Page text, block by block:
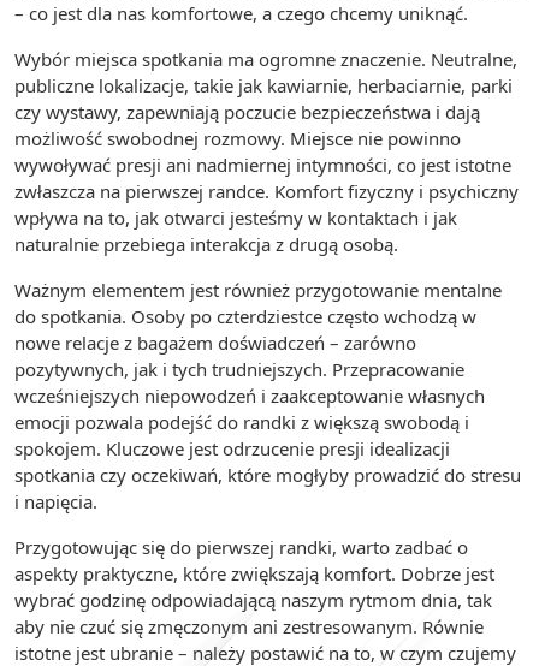
– co jest dla nas komfortowe, a czego chcemy uniknąć.
Wybór miejsca spotkania ma ogromne znaczenie. Neutralne,
publiczne lokalizacje, takie jak kawiarnie, herbaciarnie, parki
czy wystawy, zapewniają poczucie bezpieczeństwa i dają
możliwość swobodnej rozmowy. Miejsce nie powinno
wywoływać presji ani nadmiernej intymności, co jest istotne
zwłaszcza na pierwszej randce. Komfort fizyczny i psychiczny
wpływa na to, jak otwarci jesteśmy w kontaktach i jak
naturalnie przebiega interakcja z drugą osobą.
Ważnym elementem jest również przygotowanie mentalne
do spotkania. Osoby po czterdziestce często wchodzą w
nowe relacje z bagażem doświadczeń – zarówno
pozytywnych, jak i tych trudniejszych. Przepracowanie
wcześniejszych niepowodzeń i zaakceptowanie własnych
emocji pozwala podejść do randki z większą swobodą i
spokojem. Kluczowe jest odrzucenie presji idealizacji
spotkania czy oczekiwań, które mogłyby prowadzić do stresu
i napięcia.
Przygotowując się do pierwszej randki, warto zadbać o
aspekty praktyczne, które zwiększają komfort. Dobrze jest
wybrać godzinę odpowiadającą naszym rytmom dnia, tak
aby nie czuć się zmęczonym ani zestresowanym. Równie
istotne jest ubranie – należy postawić na to, w czym czujemy